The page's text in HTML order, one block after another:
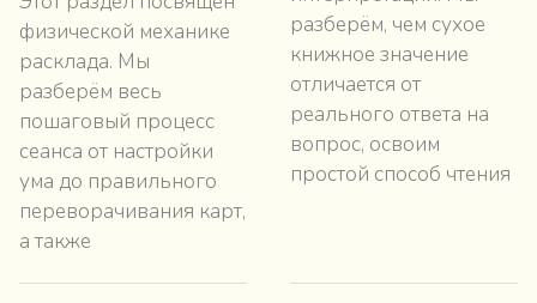
физической механике
расклада. Мы
разберём весь
пошаговый процесс
сеанса от настройки
ума до правильного
переворачивания карт,
а также
разберём, чем сухое
книжное значение
отличается от
реального ответа на
вопрос, освоим
простой способ чтения